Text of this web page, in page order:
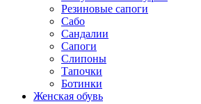
Резиновые сапоги
Сабо
Сандалии
Сапоги
Слипоны
Тапочки
Ботинки
Женская обувь